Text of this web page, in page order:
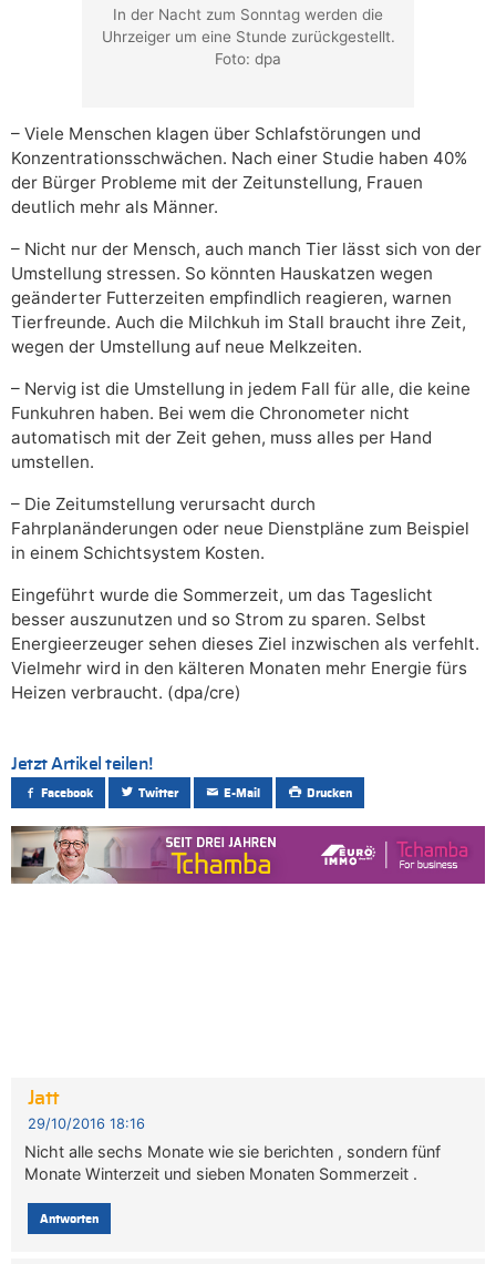
In der Nacht zum Sonntag werden die
Uhrzeiger um eine Stunde zurückgestellt.
Foto: dpa
– Viele Menschen klagen über Schlafstörungen und
Konzentrationsschwächen. Nach einer Studie haben 40%
der Bürger Probleme mit der Zeitunstellung, Frauen
deutlich mehr als Männer.
– Nicht nur der Mensch, auch manch Tier lässt sich von der
Umstellung stressen. So könnten Hauskatzen wegen
geänderter Futterzeiten empfindlich reagieren, warnen
Tierfreunde. Auch die Milchkuh im Stall braucht ihre Zeit,
wegen der Umstellung auf neue Melkzeiten.
– Nervig ist die Umstellung in jedem Fall für alle, die keine
Funkuhren haben. Bei wem die Chronometer nicht
automatisch mit der Zeit gehen, muss alles per Hand
umstellen.
– Die Zeitumstellung verursacht durch
Fahrplanänderungen oder neue Dienstpläne zum Beispiel
in einem Schichtsystem Kosten.
Eingeführt wurde die Sommerzeit, um das Tageslicht
besser auszunutzen und so Strom zu sparen. Selbst
Energieerzeuger sehen dieses Ziel inzwischen als verfehlt.
Vielmehr wird in den kälteren Monaten mehr Energie fürs
Heizen verbraucht. (dpa/cre)
Jetzt Artikel teilen!
Facebook Twitter E-Mail Drucken
Jatt
29/10/2016 18:16
Nicht alle sechs Monate wie sie berichten , sondern fünf
Monate Winterzeit und sieben Monaten Sommerzeit .
Antworten